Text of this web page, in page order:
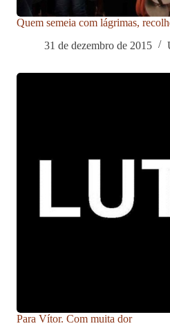
Quem semeia com lágrimas,
31 de dezembro de 2015
Para Vítor. Com muita dor